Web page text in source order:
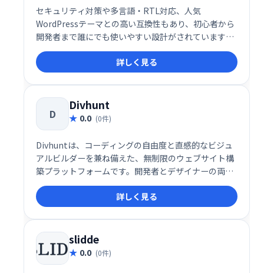
セキュリティ対策や多言語・RTL対応、人気
WordPressテーマとの高い互換性もあり、初心者から
開発者まで誰にでも使いやすい設計がされています。
Elementorの可能性を最大限に引き出しつつ、快適な
ユーザー体験と高品質なWebサイト構築を支援する、
信頼性の高い拡張アドオンです。
詳しく見る
D
Divhunt
0.0 (0件)
Divhuntは、コーディングの自由度と直感的なビジュ
アルビルダーを兼ね備えた、無制限のウェブサイト構
築プラットフォームです。開発者とデザイナーの両方
に対応し、コード不要のドラッグ＆ドロップ操作と、
カスタムコードの統合を柔軟に組み合わせることがで
きます。SEO最適化、CMS、REST API、プラグイン、
ローカライゼーション、カスタムファイル管理など、
包括的な機能を備えており、個人ユーザーからエンタ
ープライズまで対応可能な多機能なサイト構築環境を
提供します。
詳しく見る
slidde
0.0 (0件)